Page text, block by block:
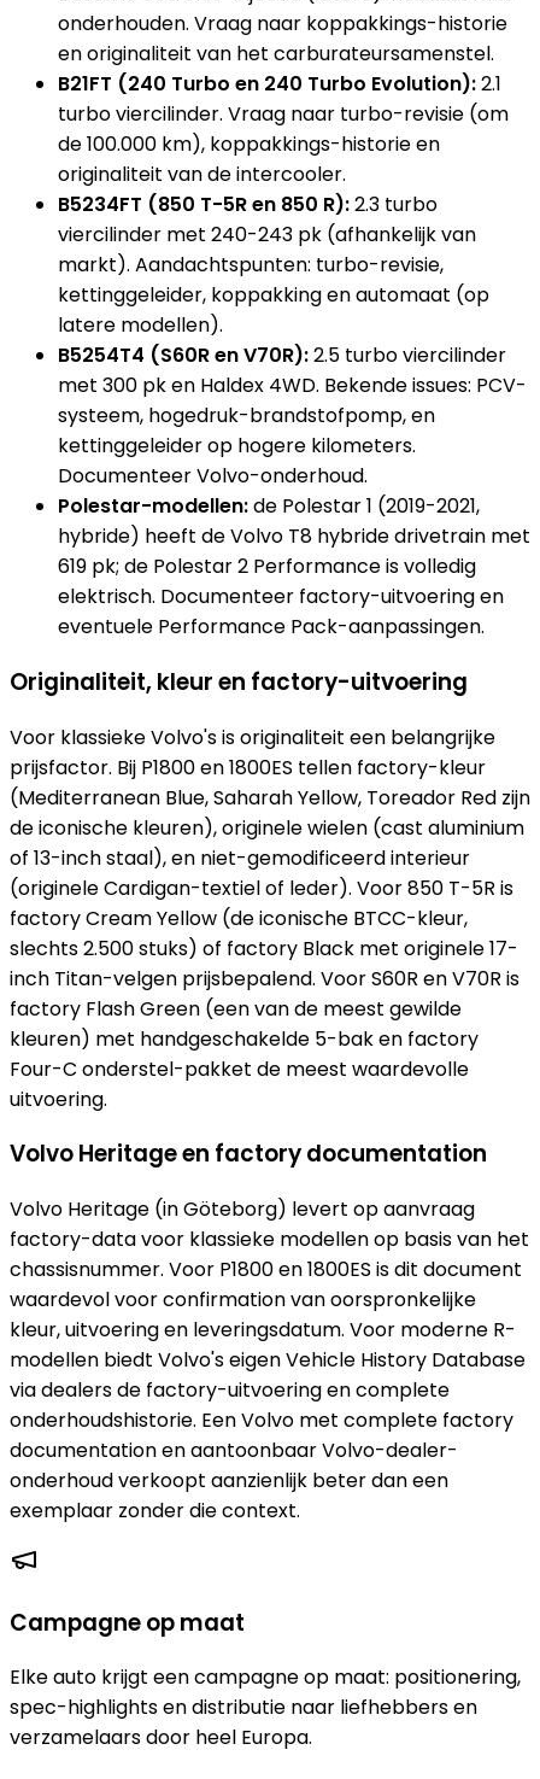
onderhouden. Vraag naar koppakkings-historie
en originaliteit van het carburateursamenstel.
B21FT (240 Turbo en 240 Turbo Evolution):2.1
turbo viercilinder. Vraag naar turbo-revisie (om
de 100.000 km), koppakkings-historie en
originaliteit van de intercooler.
B5234FT (850 T-5R en 850 R):2.3 turbo
viercilinder met 240-243 pk (afhankelijk van
markt). Aandachtspunten: turbo-revisie,
kettinggeleider, koppakking en automaat (op
latere modellen).
B5254T4 (S60R en V70R):2.5 turbo viercilinder
met 300 pk en Haldex 4WD. Bekende issues: PCV-
systeem, hogedruk-brandstofpomp, en
kettinggeleider op hogere kilometers.
Documenteer Volvo-onderhoud.
Polestar-modellen:de Polestar 1 (2019-2021,
hybride) heeft de Volvo T8 hybride drivetrain met
619 pk; de Polestar 2 Performance is volledig
elektrisch. Documenteer factory-uitvoering en
eventuele Performance Pack-aanpassingen.
Originaliteit, kleur en factory-uitvoering
Voor klassieke Volvo's is originaliteit een belangrijke
prijsfactor. Bij P1800 en 1800ES tellen factory-kleur
(Mediterranean Blue, Saharah Yellow, Toreador Red zijn
de iconische kleuren), originele wielen (cast aluminium
of 13-inch staal), en niet-gemodificeerd interieur
(originele Cardigan-textiel of leder). Voor 850 T-5R is
factory Cream Yellow (de iconische BTCC-kleur,
slechts 2.500 stuks) of factory Black met originele 17-
inch Titan-velgen prijsbepalend. Voor S60R en V70R is
factory Flash Green (een van de meest gewilde
kleuren) met handgeschakelde 5-bak en factory
Four-C onderstel-pakket de meest waardevolle
uitvoering.
Volvo Heritage en factory documentation
Volvo Heritage (in Göteborg) levert op aanvraag
factory-data voor klassieke modellen op basis van het
chassisnummer. Voor P1800 en 1800ES is dit document
waardevol voor confirmation van oorspronkelijke
kleur, uitvoering en leveringsdatum. Voor moderne R-
modellen biedt Volvo's eigen Vehicle History Database
via dealers de factory-uitvoering en complete
onderhoudshistorie. Een Volvo met complete factory
documentation en aantoonbaar Volvo-dealer-
onderhoud verkoopt aanzienlijk beter dan een
exemplaar zonder die context.
Campagne op maat
Elke auto krijgt een campagne op maat: positionering,
spec-highlights en distributie naar liefhebbers en
verzamelaars door heel Europa.